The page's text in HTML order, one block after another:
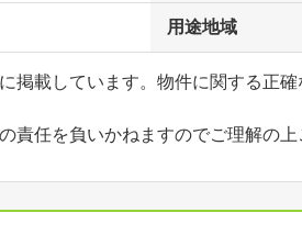
用途地域
掲載しています。物件に関する正
任を負いかねますのでご理解の上